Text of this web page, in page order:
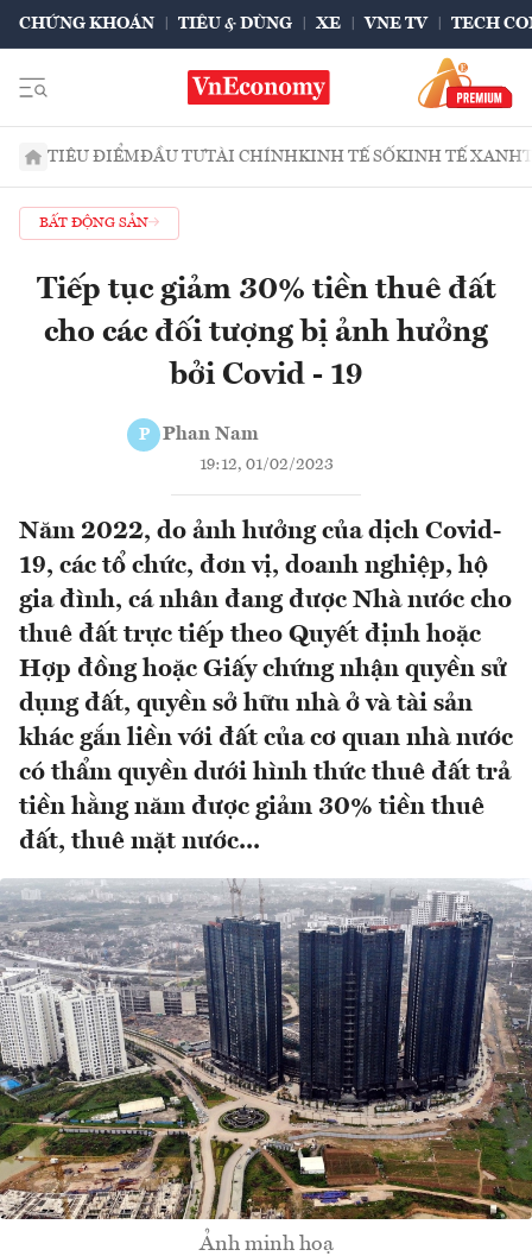
CHỨNG KHOÁN TIÊU & DÙNG XE VNE TV TECH
TIÊU ĐIỂMĐẦU TƯTÀI CHÍNHKINH TẾ SỐKINH TẾ XANH
BẤT ĐỘNG SẢN
Tiếp tục giảm 30% tiền thuê đất
cho các đối tượng bị ảnh hưởng
bởi Covid - 19
P Phan Nam
19:12, 01/02/2023
Năm 2022, do ảnh hưởng của dịch Covid-
19, các tổ chức, đơn vị, doanh nghiệp, hộ
gia đình, cá nhân đang được Nhà nước cho
thuê đất trực tiếp theo Quyết định hoặc
Hợp đồng hoặc Giấy chứng nhận quyền sử
dụng đất, quyền sở hữu nhà ở và tài sản
khác gắn liền với đất của cơ quan nhà nước
có thẩm quyền dưới hình thức thuê đất trả
tiền hằng năm được giảm 30% tiền thuê
đất, thuê mặt nước...
Ảnh minh hoạ